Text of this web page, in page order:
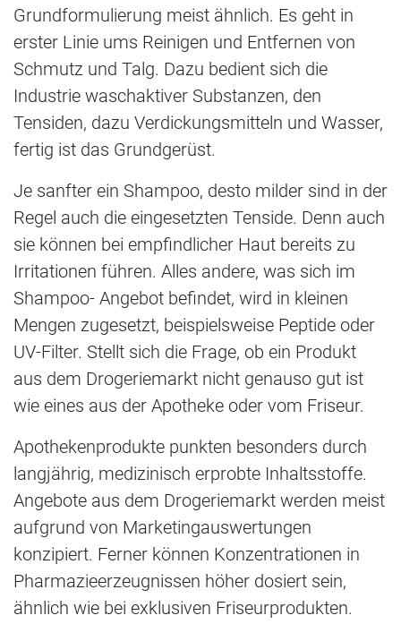
Grundformulierung meist ähnlich. Es geht in
erster Linie ums Reinigen und Entfernen von
Schmutz und Talg. Dazu bedient sich die
Industrie waschaktiver Substanzen, den
Tensiden, dazu Verdickungsmitteln und Wasser,
fertig ist das Grundgerüst.
Je sanfter ein Shampoo, desto milder sind in der
Regel auch die eingesetzten Tenside. Denn auch
sie können bei empfindlicher Haut bereits zu
Irritationen führen. Alles andere, was sich im
Shampoo- Angebot befindet, wird in kleinen
Mengen zugesetzt, beispielsweise Peptide oder
UV-Filter. Stellt sich die Frage, ob ein Produkt
aus dem Drogeriemarkt nicht genauso gut ist
wie eines aus der Apotheke oder vom Friseur.
Apothekenprodukte punkten besonders durch
langjährig, medizinisch erprobte Inhaltsstoffe.
Angebote aus dem Drogeriemarkt werden meist
aufgrund von Marketingauswertungen
konzipiert. Ferner können Konzentrationen in
Pharmazieerzeugnissen höher dosiert sein,
ähnlich wie bei exklusiven Friseurprodukten.